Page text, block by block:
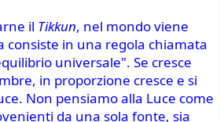
il Tikkun, nel mondo viene
consiste in una regola chiamata
universale". Se cresce
in proporzione cresce e si
Non pensiamo alla Luce come
da una sola fonte, sia